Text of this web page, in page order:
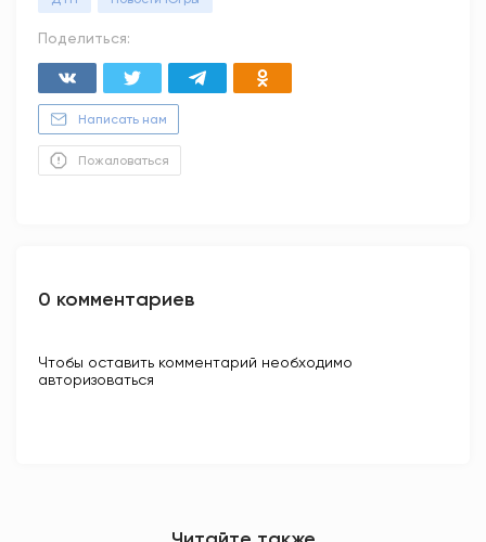
Поделиться:
Написать нам
Пожаловаться
0 комментариев
Чтобы оставить комментарий необходимо
авторизоваться